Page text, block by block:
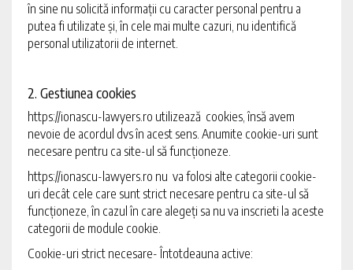
în sine nu solicită informații cu caracter personal pentru a
putea fi utilizate și, în cele mai multe cazuri, nu identifică
personal utilizatorii de internet.
2. Gestiunea cookies
https://ionascu-lawyers.ro utilizează cookies, însă avem
nevoie de acordul dvs în acest sens. Anumite cookie-uri sunt
necesare pentru ca site-ul să funcționeze.
https://ionascu-lawyers.ro nu va folosi alte categorii cookie-
uri decât cele care sunt strict necesare pentru ca site-ul să
funcționeze, în cazul în care alegeți sa nu va inscrieti la aceste
categorii de module cookie.
Cookie-uri strict necesare- Întotdeauna active: